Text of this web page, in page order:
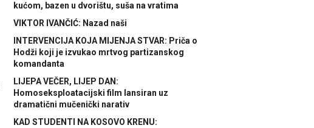
kućom, bazen u dvorištu, suša na vratima
VIKTOR IVANČIĆ: Nazad naši
INTERVENCIJA KOJA MIJENJA STVAR: Priča o
Hodži koji je izvukao mrtvog partizanskog
komandanta
LIJEPA VEČER, LIJEP DAN:
Homoseksploatacijski film lansiran uz
dramatični mučenički narativ
KAD STUDENTI NA KOSOVO KRENU: